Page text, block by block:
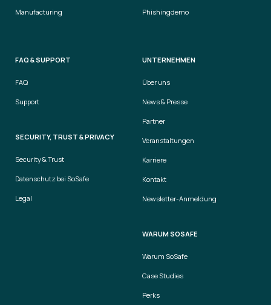
Manufacturing Phishingdemo
FAQ & SUPPORT
FAQ
Support
SECURITY, TRUST & PRIVACY
Security & Trust
Datenschutz bei SoSafe
Legal
UNTERNEHMEN
Über uns
News & Presse
Partner
Veranstaltungen
Karriere
Kontakt
Newsletter-Anmeldung
WARUM SOSAFE
Warum SoSafe
Case Studies
Perks